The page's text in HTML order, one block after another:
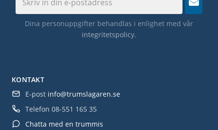
KONTAKT
E-post info@trumslagaren.se
Telefon 08-551 165 35
Chatta med en trummis
Dina personuppgifter behandlas i enlighet med vår
integritetspolicy.